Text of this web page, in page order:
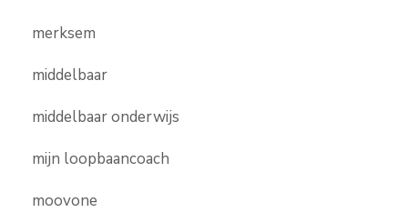
merksem
middelbaar
middelbaar onderwijs
mijn loopbaancoach
moovone